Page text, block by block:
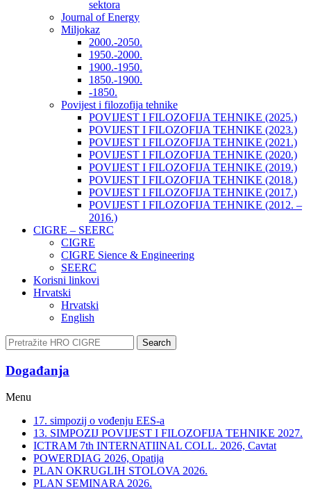
sektora
Journal of Energy
Miljokaz
2000.-2050.
1950.-2000.
1900.-1950.
1850.-1900.
-1850.
Povijest i filozofija tehnike
POVIJEST I FILOZOFIJA TEHNIKE (2025.)
POVIJEST I FILOZOFIJA TEHNIKE (2023.)
POVIJEST I FILOZOFIJA TEHNIKE (2021.)
POVIJEST I FILOZOFIJA TEHNIKE (2020.)
POVIJEST I FILOZOFIJA TEHNIKE (2019.)
POVIJEST I FILOZOFIJA TEHNIKE (2018.)
POVIJEST I FILOZOFIJA TEHNIKE (2017.)
POVIJEST I FILOZOFIJA TEHNIKE (2012. –
2016.)
CIGRE – SEERC
CIGRE
CIGRE Sience & Engineering
SEERC
Korisni linkovi
Hrvatski
Hrvatski
English
Search
Događanja​
Menu
17. simpozij o vođenju EES-a
13. SIMPOZIJ POVIJEST I FILOZOFIJA TEHNIKE 2027.
ICTRAM 7th INTERNATIINAL COLL. 2026, Cavtat
POWERDIAG 2026, Opatija
PLAN OKRUGLIH STOLOVA 2026.
PLAN SEMINARA 2026.